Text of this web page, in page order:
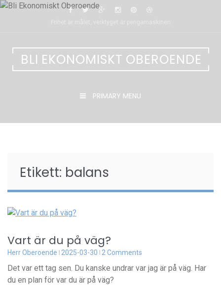
Skip
BLI EKONOMISKT OBEROENDE
PRIMARY MENU
Etikett: balans
Vart är du på väg?
Herr Oberoende 2025-03-30 2 Comments
Det var ett tag sen. Du kanske undrar var jag är på väg. Har
du en plan för var du är på väg?